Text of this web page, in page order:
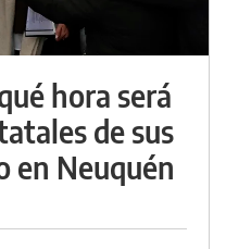
hora será
de sus
en Neuquén